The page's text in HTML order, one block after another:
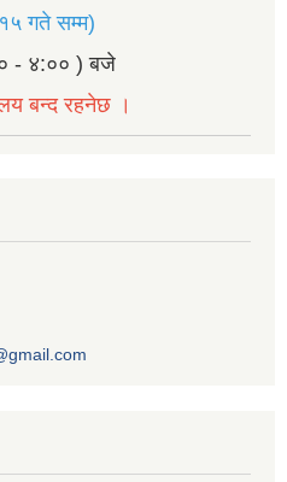
गते सम्म)
- ४:०० ) बजे
बन्द रहनेछ ।